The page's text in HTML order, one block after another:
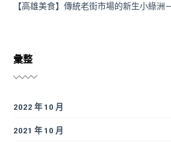
【高雄美食】傳統老街市場的新生小綠洲
彙整
2022 年 10 月
2021 年 10 月